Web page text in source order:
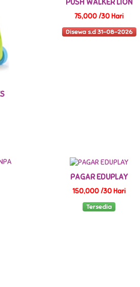
PUSH WALKER LION
75,000 /30 Hari
Disewa s.d 31-08-2026
PAGAR EDUPLAY
150,000 /30 Hari
Tersedia